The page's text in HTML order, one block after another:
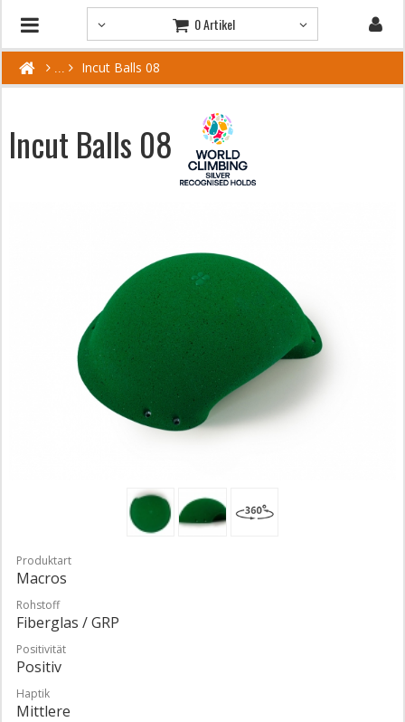
0 Artikel
Incut Balls 08
Incut Balls 08
Produktart
Macros
Rohstoff
Fiberglas / GRP
Positivität
Positiv
Haptik
Mittlere